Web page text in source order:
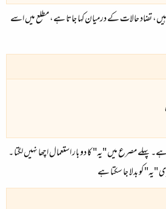
تضاد حالات کے درمیان کہا جاتا ہے، مطلع میں اسے
پہلے مصرع میں "یہ" کا دو بار استعمال اچھا نہیں لگتا ۔
"یہ" کو بدلا جا سکتا ہے